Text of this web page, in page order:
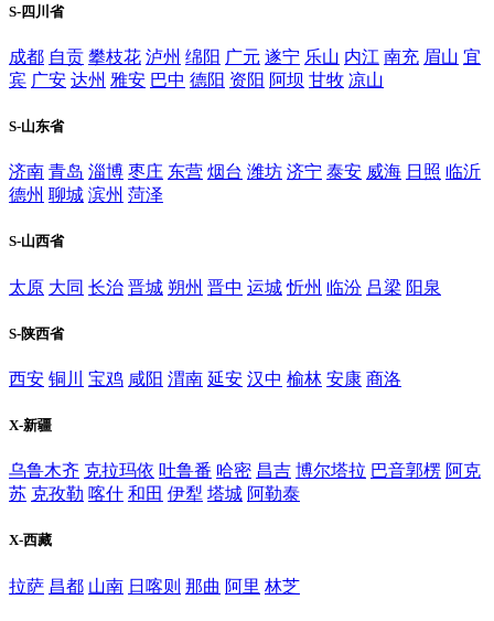
S-四川省
成都 自贡 攀枝花 泸州 绵阳 广元 遂宁 乐山 内江 南充 眉山 宜
宾 广安 达州 雅安 巴中 德阳 资阳 阿坝 甘牧 凉山
S-山东省
济南 青岛 淄博 枣庄 东营 烟台 潍坊 济宁 泰安 威海 日照 临沂
德州 聊城 滨州 菏泽
S-山西省
太原 大同 长治 晋城 朔州 晋中 运城 忻州 临汾 吕梁 阳泉
S-陕西省
西安 铜川 宝鸡 咸阳 渭南 延安 汉中 榆林 安康 商洛
X-新疆
乌鲁木齐 克拉玛依 吐鲁番 哈密 昌吉 博尔塔拉 巴音郭楞 阿克
苏 克孜勒 喀什 和田 伊犁 塔城 阿勒泰
X-西藏
拉萨 昌都 山南 日喀则 那曲 阿里 林芝